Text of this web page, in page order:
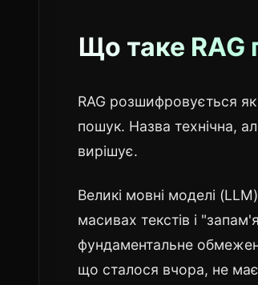
Що таке
RAG розшифровується
пошук. Назва технічна,
вирішує.
Великі мовні моделі
масивах текстів і
фундаментальне
що сталося вчора, не